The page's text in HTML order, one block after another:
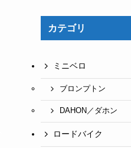
カテゴリ
ミニベロ
ブロンプトン
DAHON／ダホン
ロードバイク